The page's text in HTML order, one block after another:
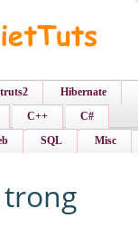
Hibernate
C++
C#
SQL Misc
trong